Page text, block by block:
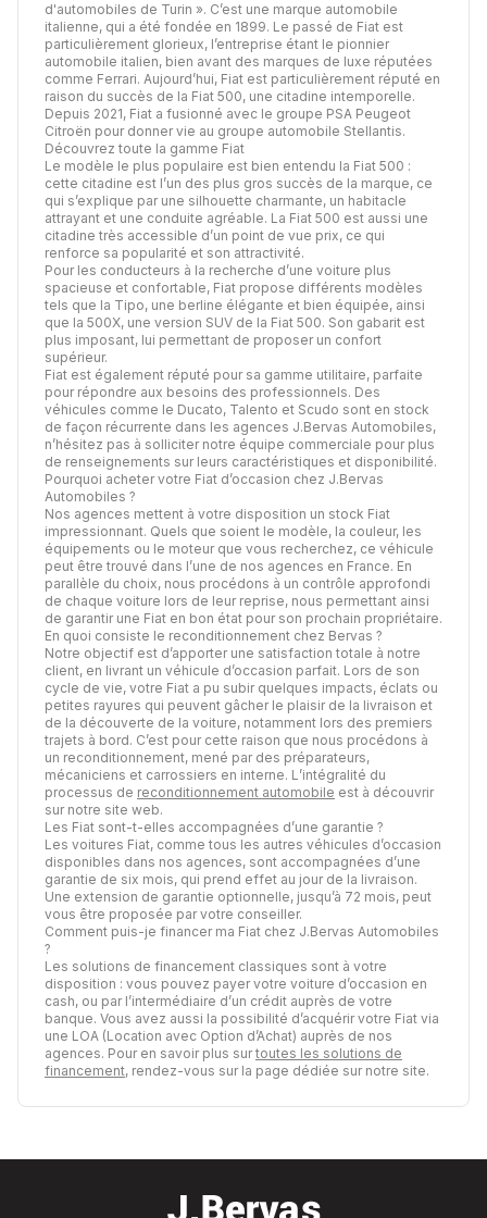
d'automobiles de Turin ». C’est une marque automobile
italienne, qui a été fondée en 1899. Le passé de Fiat est
particulièrement glorieux, l’entreprise étant le pionnier
automobile italien, bien avant des marques de luxe réputées
comme Ferrari. Aujourd’hui, Fiat est particulièrement réputé en
raison du succès de la Fiat 500, une citadine intemporelle.
Depuis 2021, Fiat a fusionné avec le groupe PSA Peugeot
Citroën pour donner vie au groupe automobile Stellantis.
Découvrez toute la gamme Fiat
Le modèle le plus populaire est bien entendu la Fiat 500 :
cette citadine est l’un des plus gros succès de la marque, ce
qui s’explique par une silhouette charmante, un habitacle
attrayant et une conduite agréable. La Fiat 500 est aussi une
citadine très accessible d’un point de vue prix, ce qui
renforce sa popularité et son attractivité.
Pour les conducteurs à la recherche d’une voiture plus
spacieuse et confortable, Fiat propose différents modèles
tels que la Tipo, une berline élégante et bien équipée, ainsi
que la 500X, une version SUV de la Fiat 500. Son gabarit est
plus imposant, lui permettant de proposer un confort
supérieur.
Fiat est également réputé pour sa gamme utilitaire, parfaite
pour répondre aux besoins des professionnels. Des
véhicules comme le Ducato, Talento et Scudo sont en stock
de façon récurrente dans les agences J.Bervas Automobiles,
n’hésitez pas à solliciter notre équipe commerciale pour plus
de renseignements sur leurs caractéristiques et disponibilité.
Pourquoi acheter votre Fiat d’occasion chez J.Bervas
Automobiles ?
Nos agences mettent à votre disposition un stock Fiat
impressionnant. Quels que soient le modèle, la couleur, les
équipements ou le moteur que vous recherchez, ce véhicule
peut être trouvé dans l’une de nos agences en France. En
parallèle du choix, nous procédons à un contrôle approfondi
de chaque voiture lors de leur reprise, nous permettant ainsi
de garantir une Fiat en bon état pour son prochain propriétaire.
En quoi consiste le reconditionnement chez Bervas ?
Notre objectif est d’apporter une satisfaction totale à notre
client, en livrant un véhicule d’occasion parfait. Lors de son
cycle de vie, votre Fiat a pu subir quelques impacts, éclats ou
petites rayures qui peuvent gâcher le plaisir de la livraison et
de la découverte de la voiture, notamment lors des premiers
trajets à bord. C’est pour cette raison que nous procédons à
un reconditionnement, mené par des préparateurs,
mécaniciens et carrossiers en interne. L’intégralité du
processus de reconditionnement automobile est à découvrir
sur notre site web.
Les Fiat sont-t-elles accompagnées d’une garantie ?
Les voitures Fiat, comme tous les autres véhicules d’occasion
disponibles dans nos agences, sont accompagnées d’une
garantie de six mois, qui prend effet au jour de la livraison.
Une extension de garantie optionnelle, jusqu’à 72 mois, peut
vous être proposée par votre conseiller.
Comment puis-je financer ma Fiat chez J.Bervas Automobiles
?
Les solutions de financement classiques sont à votre
disposition : vous pouvez payer votre voiture d’occasion en
cash, ou par l’intermédiaire d’un crédit auprès de votre
banque. Vous avez aussi la possibilité d’acquérir votre Fiat via
une LOA (Location avec Option d’Achat) auprès de nos
agences. Pour en savoir plus surtoutes les solutions de
financement, rendez-vous sur la page dédiée sur notre site.